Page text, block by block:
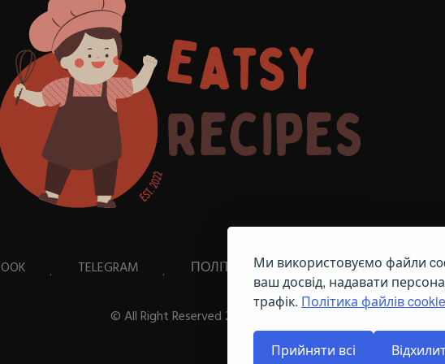
Ми використовуємо файли
ваш досвід, надавати
трафік. Політика файлів
Прийняти всі
TELEGRAM ПОЛІТИКА ЩОДО ФАЙЛІВ COOKIE
© All Right Reserved 2026